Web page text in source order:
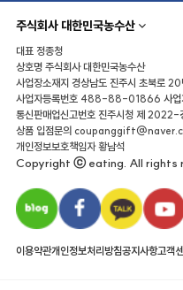
주식회사 대한민국농수산
대표 정종청
상호명 주식회사 대한민국농수산
사업장소재지 경상남도 진주시 초북로
사업자등록번호 488-88-01866 사
통신판매업신고번호 진주시청 제
상품 입점문의
개인정보보호책임자황남석
Copyright ⓒ eating. All rights
이용약관개인정보처리방침공지사항고객